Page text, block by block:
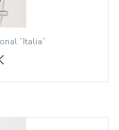
”Italia”